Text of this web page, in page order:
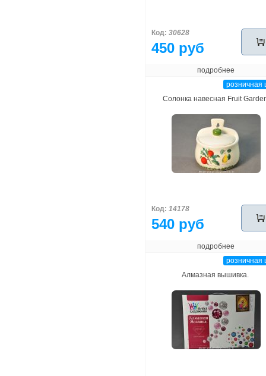
Код: 30628
450 руб
подробнее
розничная
Cолонка навесная Fruit
Код: 14178
540 руб
подробнее
розничная
Алмазная вышивка.